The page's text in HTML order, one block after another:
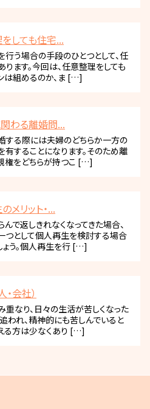
しても住宅...
う場合の手段のひとつとして、任
ます。今回は、任意整理をしても
は組めるのか、ま […]
わる離婚問...
る際には夫婦のどちらか一方の
有することになります。そのため離
権をどちらが持つこ […]
メリット・...
で返しきれなくなってきた場合、
つとして個人再生を検討する場合
ょう。個人再生を行 […]
会社）
重なり、日々の生活が苦しくなった
われ、精神的にも苦しんでいると
る方は少なくあり […]